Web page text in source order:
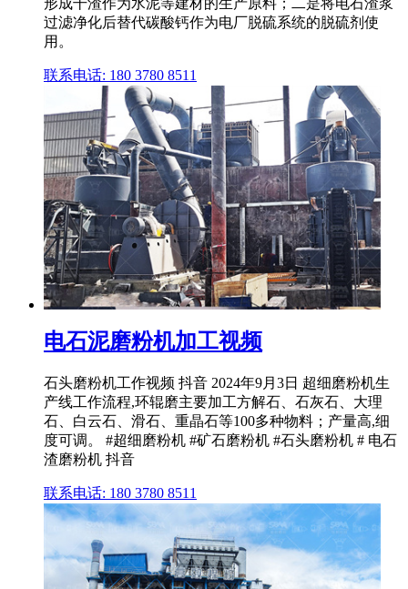
过滤净化后替代碳酸钙作为电厂脱硫系统的脱硫剂使
用。
联系电话: 180 3780 8511
电石泥磨粉机加工视频
石头磨粉机工作视频 抖音 2024年9月3日 超细磨粉机生
产线工作流程,环辊磨主要加工方解石、石灰石、大理
石、白云石、滑石、重晶石等100多种物料；产量高,细
度可调。 #超细磨粉机 #矿石磨粉机 #石头磨粉机 # 电石
渣磨粉机 抖音
联系电话: 180 3780 8511